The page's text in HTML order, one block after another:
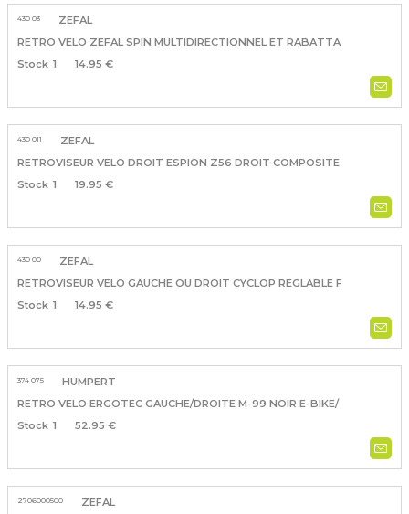
430 03
ZEFAL
RETRO VELO ZEFAL SPIN MULTIDIRECTIONNEL ET RABATTA
1
14.95 €
430 011
ZEFAL
RETROVISEUR VELO DROIT ESPION Z56 DROIT COMPOSITE
1
19.95 €
430 00
ZEFAL
RETROVISEUR VELO GAUCHE OU DROIT CYCLOP REGLABLE F
1
14.95 €
374 075
HUMPERT
RETRO VELO ERGOTEC GAUCHE/DROITE M-99 NOIR E-BIKE/
1
52.95 €
2706000500
ZEFAL